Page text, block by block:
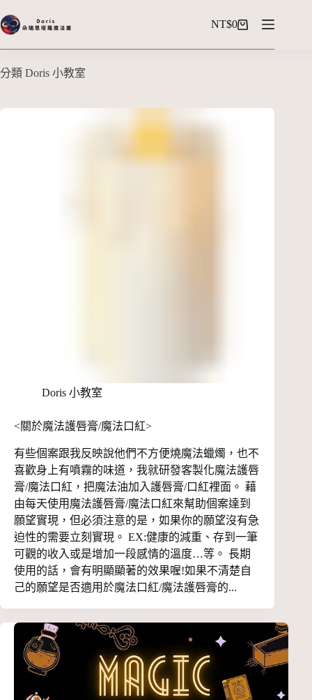
NT$0
分類 Doris 小教室
Doris 小教室
<關於魔法護唇膏/魔法口紅>
有些個案跟我反映說他們不方便燒魔法蠟燭，也不
喜歡身上有噴霧的味道，我就研發客製化魔法護唇
膏/魔法口紅，把魔法油加入護唇膏/口紅裡面。 藉
由每天使用魔法護唇膏/魔法口紅來幫助個案達到
願望實現，但必須注意的是，如果你的願望沒有急
迫性的需要立刻實現。 EX:健康的減重、存到一筆
可觀的收入或是增加一段感情的溫度…等。 長期
使用的話，會有明顯顯著的效果喔!如果不清楚自
己的願望是否適用於魔法口紅/魔法護唇膏的...